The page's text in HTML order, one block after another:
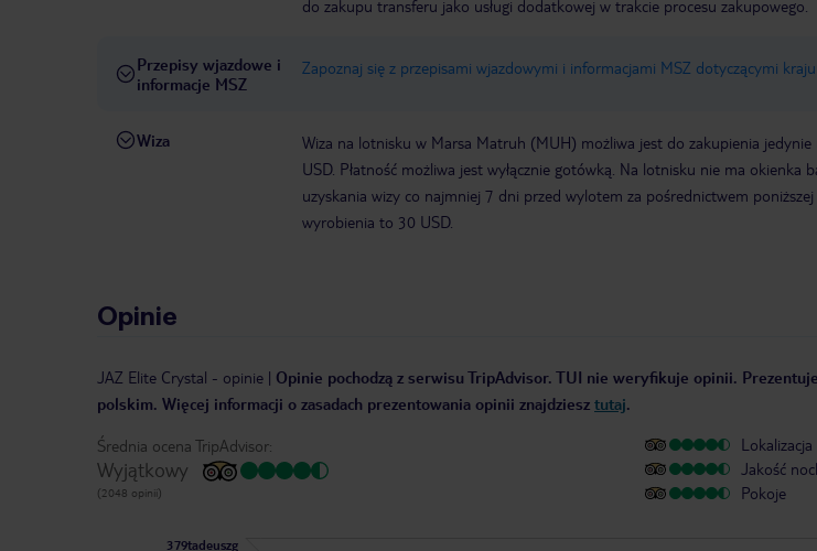
do zakupu transferu jako usługi dodatkowej w trakcie procesu zakupowego.
Przepisy wjazdowe i
informacje MSZ
Zapoznaj się z przepisami wjazdowymi i informacjami MSZ dotyczącymi
Wiza
Wiza na lotnisku w Marsa Matruh (MUH) możliwa jest do zakupienia jedynie
USD. Płatność możliwa jest wyłącznie gotówką. Na lotnisku nie ma okienka
uzyskania wizy co najmniej 7 dni przed wylotem za pośrednictwem poniższej
wyrobienia to 30 USD.
Opinie
JAZ Elite Crystal - opinie | Opinie pochodzą z serwisu TripAdvisor. TUI nie weryfikuje opinii.
polskim. Więcej informacji o zasadach prezentowania opinii znajdziesz tutaj.
Średnia ocena TripAdvisor:
Wyjątkowy
(2048 opinii)
Lokalizacja
Jakość
Pokoje
379tadeuszg